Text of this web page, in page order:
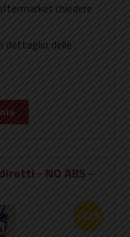
chiedere
dettaglio delle
- NO ABS -
-22%